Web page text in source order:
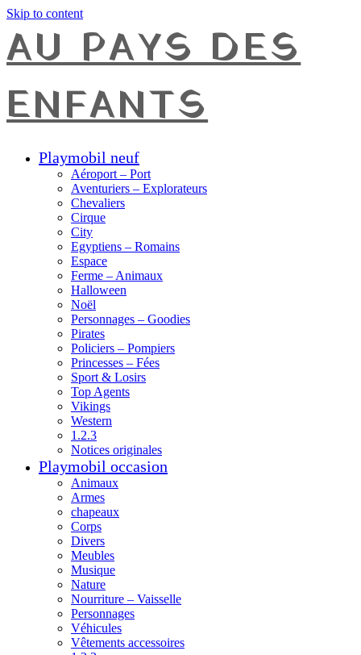
Skip to content
AU PAYS DES
ENFANTS
Playmobil neuf
Aéroport – Port
Aventuriers – Explorateurs
Chevaliers
Cirque
City
Egyptiens – Romains
Espace
Ferme – Animaux
Halloween
Noël
Personnages – Goodies
Pirates
Policiers – Pompiers
Princesses – Fées
Sport & Losirs
Top Agents
Vikings
Western
1.2.3
Notices originales
Playmobil occasion
Animaux
Armes
chapeaux
Corps
Divers
Meubles
Musique
Nature
Nourriture – Vaisselle
Personnages
Véhicules
Vêtements accessoires